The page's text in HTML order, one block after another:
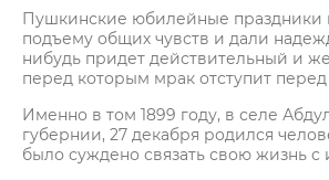
Пушкинские юбилейные праздники
подъему общих чувств и дали
нибудь придет действительный и
перед которым мрак отступит перед
Именно в том 1899 году, в селе
губернии, 27 декабря родился
было суждено связать свою жизнь с